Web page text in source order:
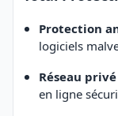
Protection
logiciels
Réseau
en ligne